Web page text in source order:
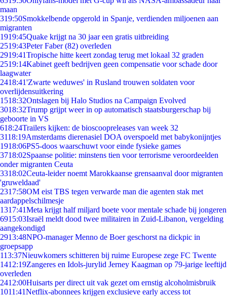
maan
319:50Smokkelbende opgerold in Spanje, verdienden miljoenen aan
migranten
1919:45Quake krijgt na 30 jaar een gratis uitbreiding
2519:43Peter Faber (82) overleden
2919:41Tropische hitte keert zondag terug met lokaal 32 graden
2519:14Kabinet geeft bedrijven geen compensatie voor schade door
laagwater
2418:41'Zwarte weduwes' in Rusland trouwen soldaten voor
overlijdensuitkering
1518:32Ontslagen bij Halo Studios na Campaign Evolved
3018:32Trump grijpt weer in op automatisch staatsburgerschap bij
geboorte in VS
618:24Trailers kijken: de bioscoopreleases van week 32
3118:19Amsterdams dierenasiel DOA overspoeld met babykonijntjes
1918:06PS5-doos waarschuwt voor einde fysieke games
3718:02Spaanse politie: minstens tien voor terrorisme veroordeelden
onder migranten Ceuta
3318:02Ceuta-leider noemt Marokkaanse grensaanval door migranten
'gruweldaad'
2317:58OM eist TBS tegen verwarde man die agenten stak met
aardappelschilmesje
1317:41Meta krijgt half miljard boete voor mentale schade bij jongeren
6915:03Israël meldt dood twee militairen in Zuid-Libanon, vergelding
aangekondigd
2913:48NPO-manager Menno de Boer geschorst na dickpic in
groepsapp
113:37Nieuwkomers schitteren bij ruime Europese zege FC Twente
1412:19Zangeres en Idols-jurylid Jerney Kaagman op 79-jarige leeftijd
overleden
2412:00Huisarts per direct uit vak gezet om ernstig alcoholmisbruik
1011:41Netflix-abonnees krijgen exclusieve early access tot